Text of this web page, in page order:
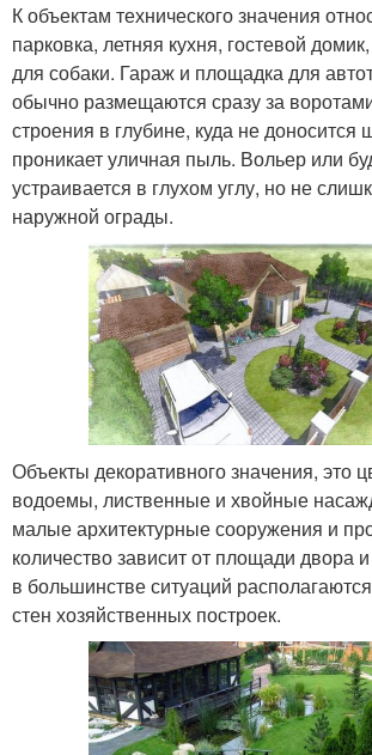
К объектам технического значения
парковка, летняя кухня, гостевой
для собаки. Гараж и площадка для
обычно размещаются сразу за
строения в глубине, куда не доносится
проникает уличная пыль. Вольер или
устраивается в глухом углу, но не
наружной ограды.
Объекты декоративного значения, это
водоемы, лиственные и хвойные
малые архитектурные сооружения и
количество зависит от площади двора
в большинстве ситуаций
стен хозяйственных построек.